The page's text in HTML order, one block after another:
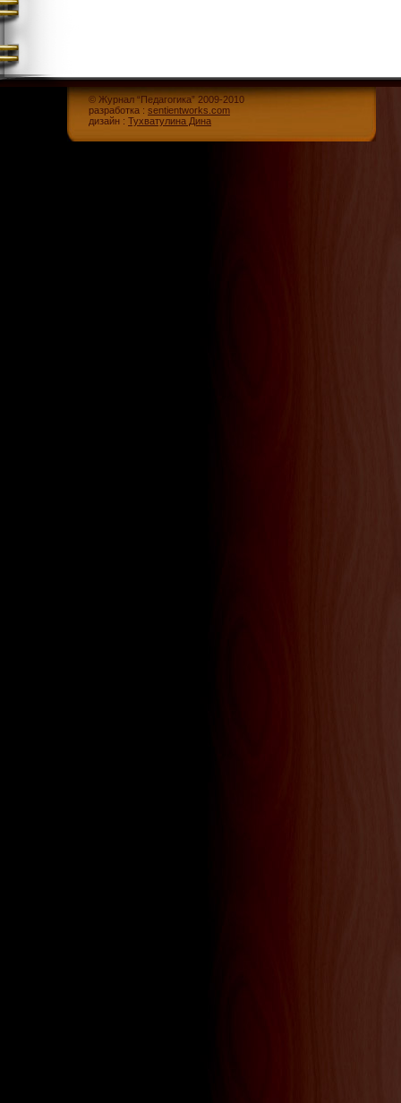
© Журнал “Педагогика” 2009-2010
разработка : sentientworks.com
дизайн : Тухватулина Дина